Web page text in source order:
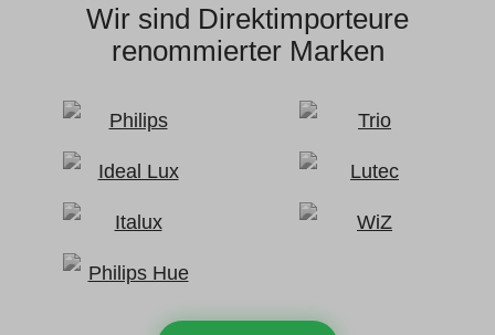
Wir sind Direktimporteure
renommierter Marken